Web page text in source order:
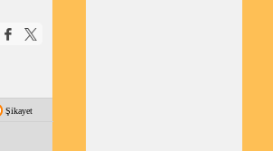
Şikayet